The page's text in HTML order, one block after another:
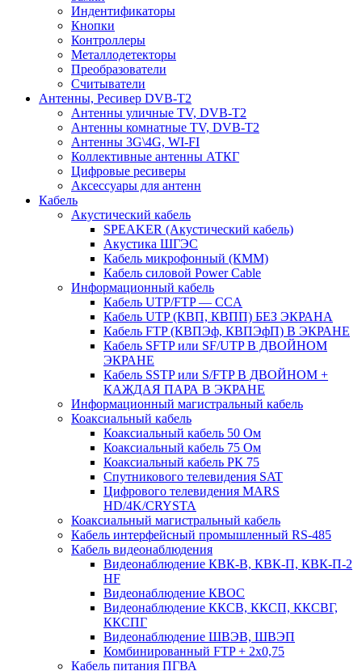
Индентификаторы
Кнопки
Контроллеры
Металлодетекторы
Преобразователи
Считыватели
Антенны, Ресивер DVB-T2
Антенны уличные TV, DVB-T2
Антенны комнатные TV, DVB-T2
Антенны 3G\4G, WI-FI
Коллективные антенны АТКГ
Цифровые ресиверы
Аксессуары для антенн
Кабель
Акустический кабель
SPEAKER (Акустический кабель)
Акустика ШГЭС
Кабель микрофонный (КММ)
Кабель силовой Power Cable
Информационный кабель
Кабель UTP/FTP — CCA
Кабель UTP (КВП, КВПП) БЕЗ ЭКРАНА
Кабель FTP (КВПЭф, КВПЭфП) В ЭКРАНЕ
Кабель SFTP или SF/UTP В ДВОЙНОМ
ЭКРАНЕ
Кабель SSTP или S/FTP В ДВОЙНОМ +
КАЖДАЯ ПАРА В ЭКРАНЕ
Информационный магистральный кабель
Коаксиальный кабель
Коаксиальный кабель 50 Ом
Коаксиальный кабель 75 Ом
Коаксиальный кабель РК 75
Спутникового телевидения SAT
Цифрового телевидения MARS
HD/4K/CRYSTA
Коаксиальный магистральный кабель
Кабель интерфейсный промышленный RS-485
Кабель видеонаблюдения
Видеонаблюдение КВК-В, КВК-П, КВК-П-2
HF
Видеонаблюдение КВОС
Видеонаблюдение ККСВ, ККСП, ККСВГ,
ККСПГ
Видеонаблюдение ШВЭВ, ШВЭП
Комбинированный FTP + 2х0,75
Кабель питания ПГВА